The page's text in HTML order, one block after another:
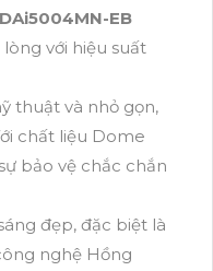
EB
với hiệu suất
thuật và nhỏ gọn,
chất liệu Dome
bảo vệ chắc chắn
đẹp, đặc biệt là
nghệ Hồng